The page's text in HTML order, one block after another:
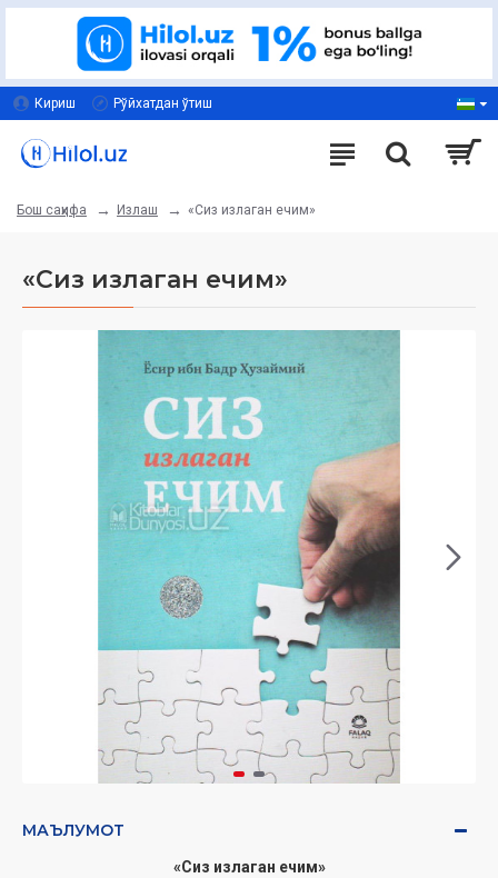
Кириш Рўйхатдан ўтиш
Бош саҳифа Излаш «Сиз излаган ечим»
«Сиз излаган ечим»
МАЪЛУМОТ
«Сиз излаган ечим»